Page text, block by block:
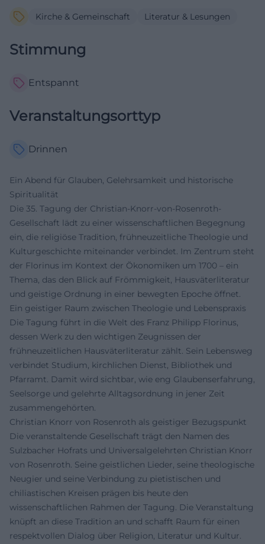
Kirche & Gemeinschaft Literatur & Lesungen
Stimmung
Entspannt
Veranstaltungsorttyp
Drinnen
Ein Abend für Glauben, Gelehrsamkeit und historische
Spiritualität
Die 35. Tagung der Christian-Knorr-von-Rosenroth-
Gesellschaft lädt zu einer wissenschaftlichen Begegnung
ein, die religiöse Tradition, frühneuzeitliche Theologie und
Kulturgeschichte miteinander verbindet. Im Zentrum steht
der Florinus im Kontext der Ökonomiken um 1700 – ein
Thema, das den Blick auf Frömmigkeit, Hausväterliteratur
und geistige Ordnung in einer bewegten Epoche öffnet.
Ein geistiger Raum zwischen Theologie und Lebenspraxis
Die Tagung führt in die Welt des Franz Philipp Florinus,
dessen Werk zu den wichtigen Zeugnissen der
frühneuzeitlichen Hausväterliteratur zählt. Sein Lebensweg
verbindet Studium, kirchlichen Dienst, Bibliothek und
Pfarramt. Damit wird sichtbar, wie eng Glaubenserfahrung,
Seelsorge und gelehrte Alltagsordnung in jener Zeit
zusammengehörten.
Christian Knorr von Rosenroth als geistiger Bezugspunkt
Die veranstaltende Gesellschaft trägt den Namen des
Sulzbacher Hofrats und Universalgelehrten Christian Knorr
von Rosenroth. Seine geistlichen Lieder, seine theologische
Neugier und seine Verbindung zu pietistischen und
chiliastischen Kreisen prägen bis heute den
wissenschaftlichen Rahmen der Tagung. Die Veranstaltung
knüpft an diese Tradition an und schafft Raum für einen
respektvollen Dialog über Religion, Literatur und Kultur.